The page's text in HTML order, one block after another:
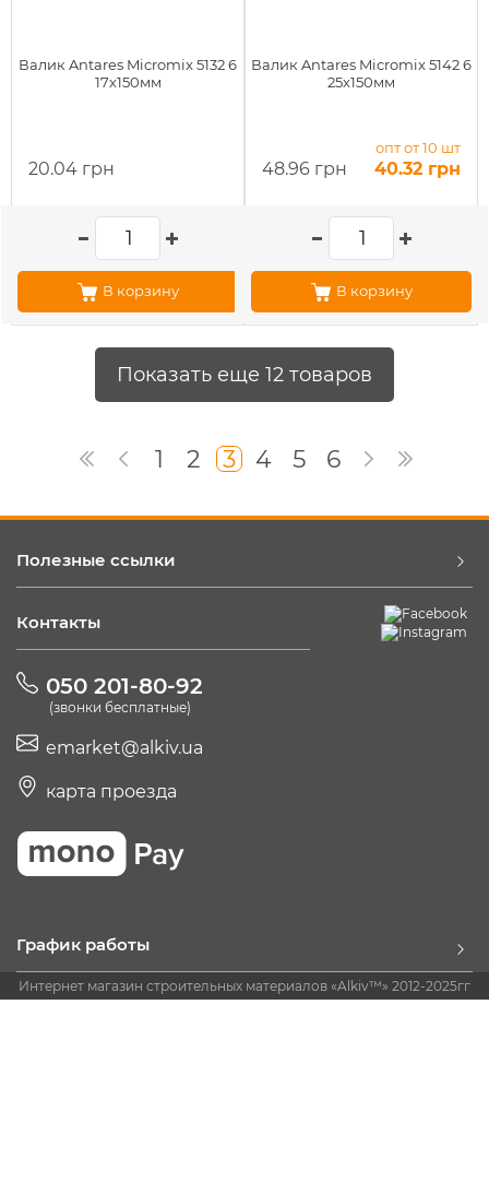
Валик Antares Micromix 5132 6
17х150мм
20.04 грн
В корзину
Валик Antares Micromix 5142 6
25х150мм
48.96 грн
опт от 10 шт
40.32 грн
В корзину
Показать еще 12 товаров
1 2 3 4 5 6
Полезные ссылки
Контакты
050 201-80-92
(звонки бесплатные)
emarket@alkiv.ua
карта проезда
График работы
Интернет магазин строительных материалов «Alkiv™» 2012-2025гг